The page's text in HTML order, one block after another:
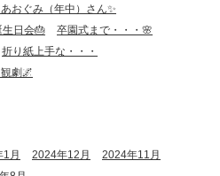
おぐみ（年中）さん✨
生日会🎂
卒園式まで・・・🌸
折り紙上手な・・・
劇🌌
月 2024年12月
2024年11月